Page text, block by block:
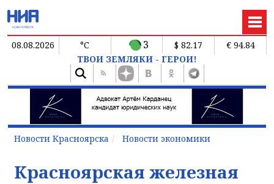
08.08.2026 °C 3 $ 82.17
€ 94.84
ТВОИ ЗЕМЛЯКИ - ГЕРОИ!
Новости Красноярска Новости экономики
Красноярская железная